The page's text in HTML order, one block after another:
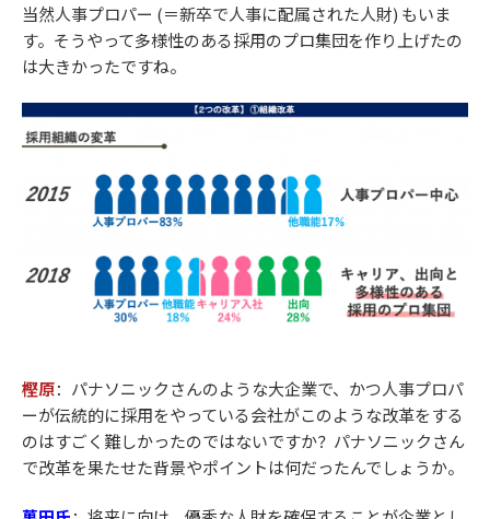
当然人事プロパー (＝新卒で人事に配属された人財) もいま
す。そうやって多様性のある採用のプロ集団を作り上げたの
は大きかったですね。
樫原：パナソニックさんのような大企業で、かつ人事プロパ
ーが伝統的に採用をやっている会社がこのような改革をする
のはすごく難しかったのではないですか？パナソニックさん
で改革を果たせた背景やポイントは何だったんでしょうか。